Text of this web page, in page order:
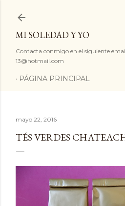
MI SOLEDAD Y YO
Contacta conmigo en el siguiente
13@hotmail.com
PÁGINA PRINCIPAL
mayo 22, 2016
TÉS VERDES